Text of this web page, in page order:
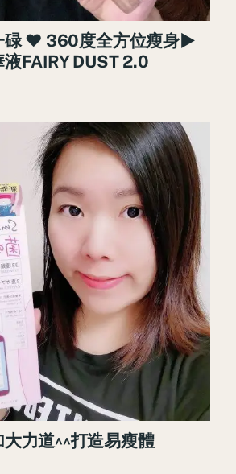
碌 ♥ 360度全方位瘦身►
FAIRY DUST 2.0
力道^^打造易瘦體